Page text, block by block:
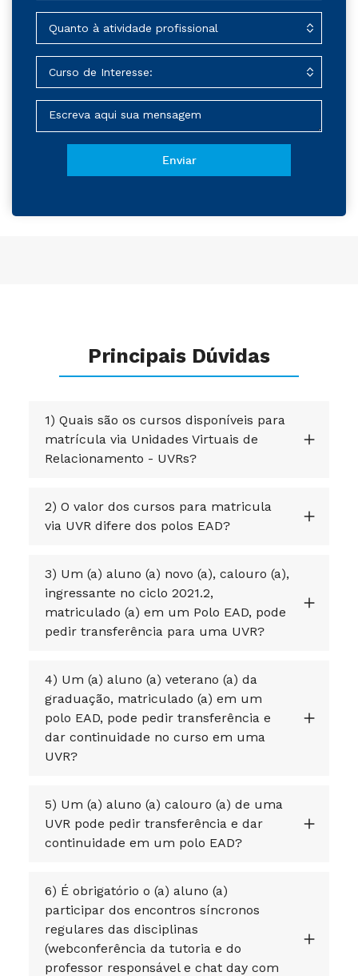
Principais Dúvidas
1) Quais são os cursos disponíveis para
matrícula via Unidades Virtuais de
Relacionamento - UVRs?
2) O valor dos cursos para matricula
via UVR difere dos polos EAD?
3) Um (a) aluno (a) novo (a), calouro (a),
ingressante no ciclo 2021.2,
matriculado (a) em um Polo EAD, pode
pedir transferência para uma UVR?
4) Um (a) aluno (a) veterano (a) da
graduação, matriculado (a) em um
polo EAD, pode pedir transferência e
dar continuidade no curso em uma
UVR?
5) Um (a) aluno (a) calouro (a) de uma
UVR pode pedir transferência e dar
continuidade em um polo EAD?
6) É obrigatório o (a) aluno (a)
participar dos encontros síncronos
regulares das disciplinas
(webconferência da tutoria e do
professor responsável e chat day com